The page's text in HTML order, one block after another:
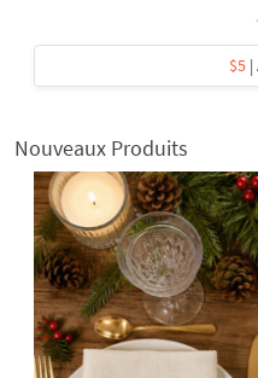
$5|
Nouveaux Produits